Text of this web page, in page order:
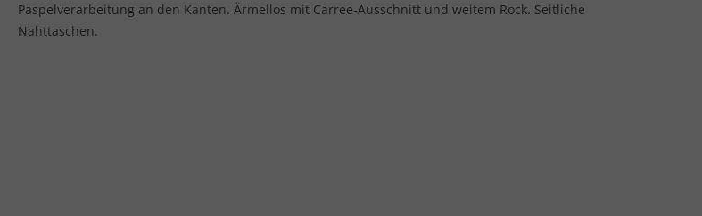
Paspelverarbeitung an den Kanten. Ärmellos mit Carree-Ausschnitt und weitem Rock. Seitliche
Nahttaschen.